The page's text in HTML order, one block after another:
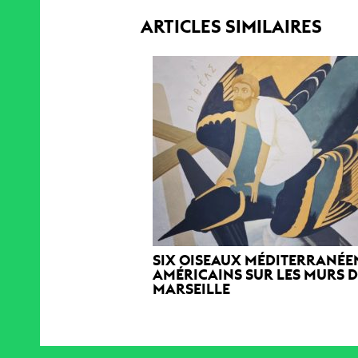
ARTICLES SIMILAIRES
SIX OISEAUX
AMÉRICAINS SUR LES MURS
MARSEILLE